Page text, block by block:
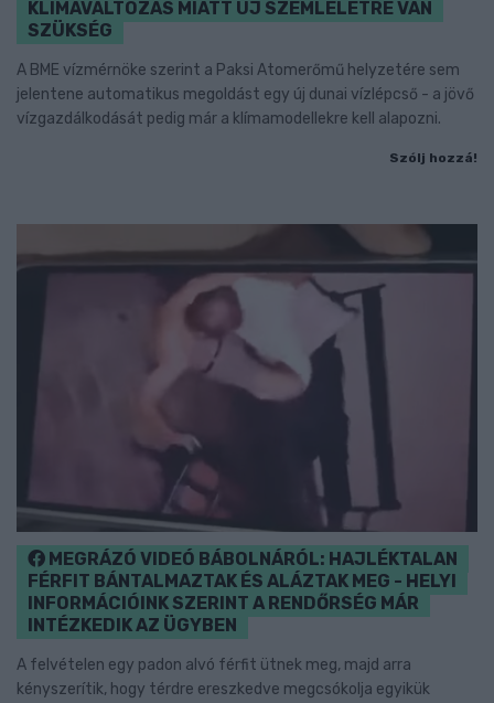
KLÍMAVÁLTOZÁS MIATT ÚJ SZEMLÉLETRE VAN
SZÜKSÉG
A BME vízmérnöke szerint a Paksi Atomerőmű helyzetére sem
jelentene automatikus megoldást egy új dunai vízlépcső - a jövő
vízgazdálkodását pedig már a klímamodellekre kell alapozni.
Szólj hozzá!
MEGRÁZÓ VIDEÓ BÁBOLNÁRÓL: HAJLÉKTALAN
FÉRFIT BÁNTALMAZTAK ÉS ALÁZTAK MEG - HELYI
INFORMÁCIÓINK SZERINT A RENDŐRSÉG MÁR
INTÉZKEDIK AZ ÜGYBEN
A felvételen egy padon alvó férfit ütnek meg, majd arra
kényszerítik, hogy térdre ereszkedve megcsókolja egyikük